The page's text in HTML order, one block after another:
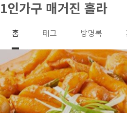
본문 바로가기
1인가구 매거진 홀라
홈 태그 방명록